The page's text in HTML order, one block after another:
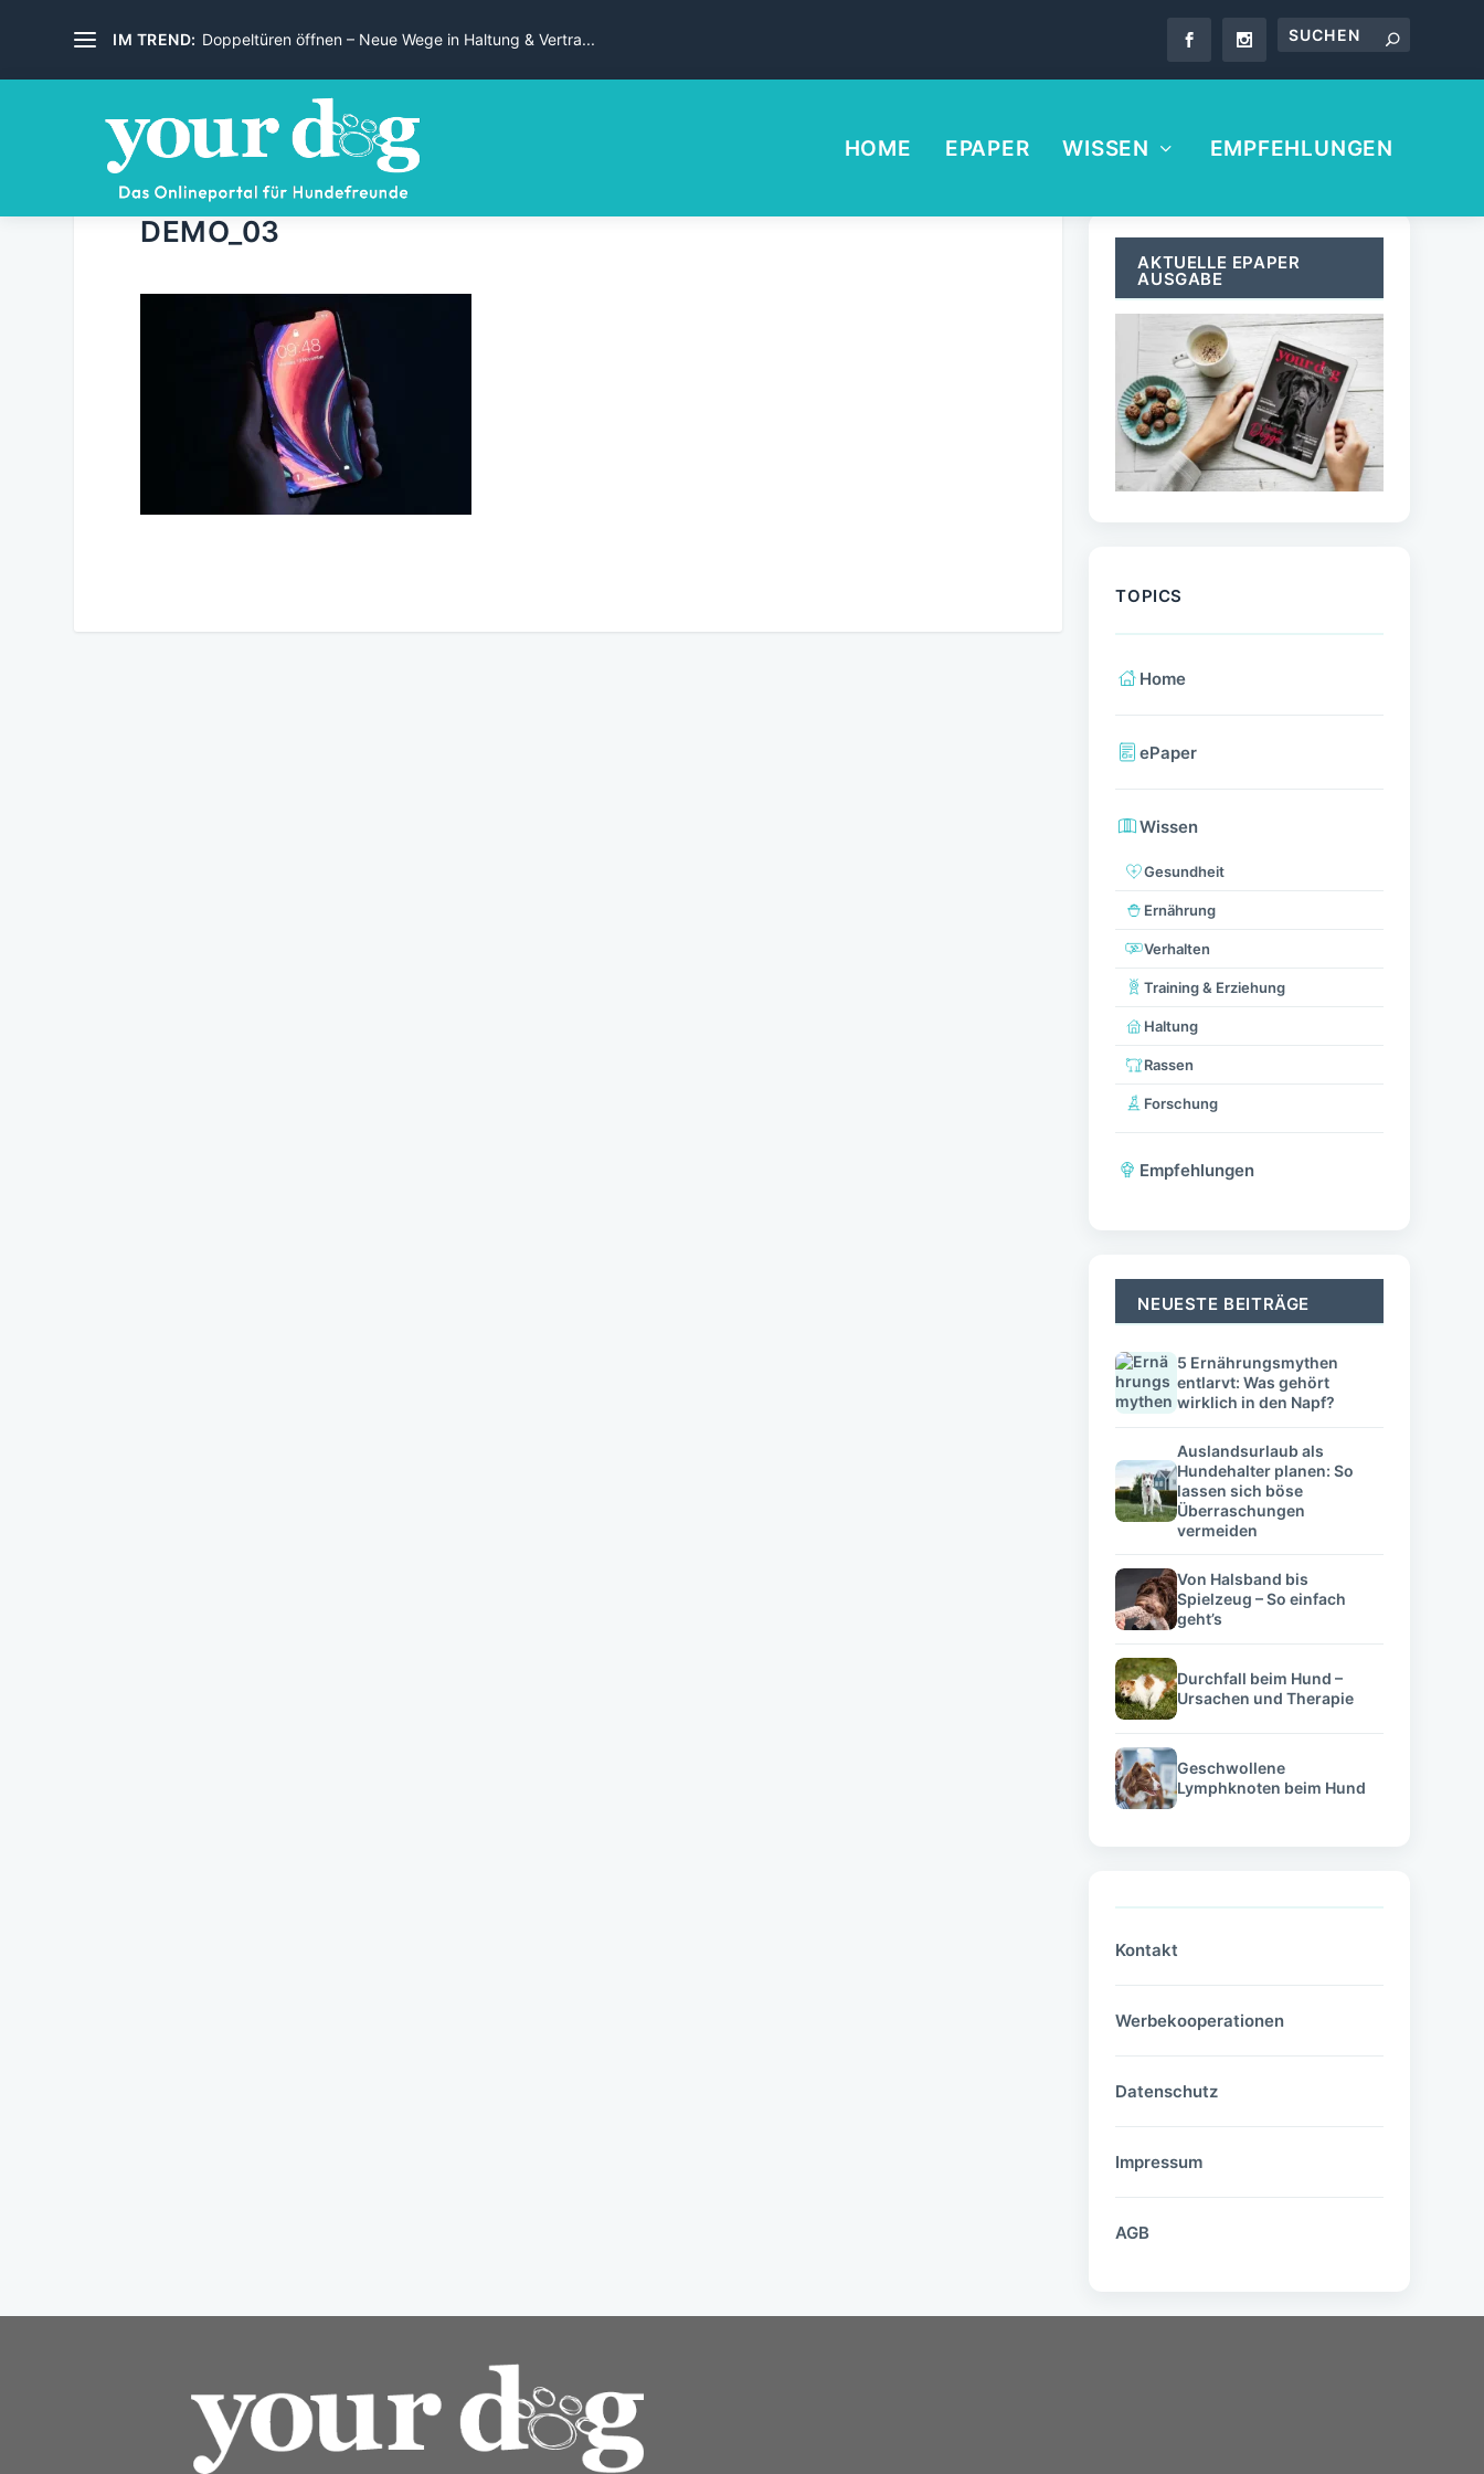
IM TREND: Doppeltüren öffnen – Neue Wege in Haltung & Vertra...
HOME EPAPER WISSEN EMPFEHLUNGEN
DEMO_03
AKTUELLE EPAPER
AUSGABE
TOPICS
Home
ePaper
Wissen
Gesundheit
Ernährung
Verhalten
Training & Erziehung
Haltung
Rassen
Forschung
Empfehlungen
NEUESTE BEITRÄGE
5 Ernährungsmythen
entlarvt: Was gehört
wirklich in den Napf?
Auslandsurlaub als
Hundehalter planen: So
lassen sich böse
Überraschungen
vermeiden
Von Halsband bis
Spielzeug – So einfach
geht’s
Durchfall beim Hund –
Ursachen und Therapie
Geschwollene
Lymphknoten beim Hund
Kontakt
Werbekooperationen
Datenschutz
Impressum
AGB